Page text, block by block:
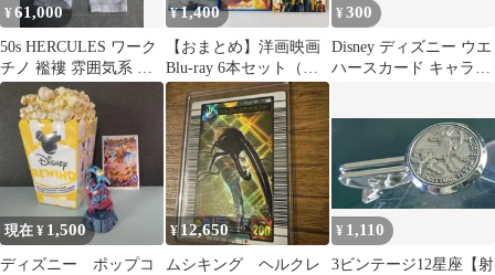
¥61,000
50s HERCULES ワーク
チノ 襤褸 雰囲気系 フ
ェードW31
¥1,400
【おまとめ】洋画映画
Blu-ray 6本セット（テ
ッド / X-MEN 他）
¥300
Disney ディズニー ウエ
ハースカード キャラク
現在 ¥ 1,500
ディズニー ポップコ
¥12,650
ムシキング ヘルクレ
¥ 1,110
3ビンテージ12星座【射